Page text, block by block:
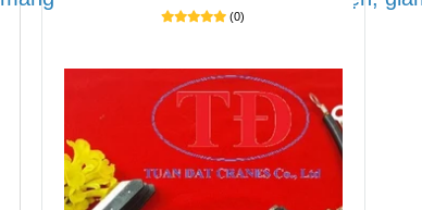
(0)